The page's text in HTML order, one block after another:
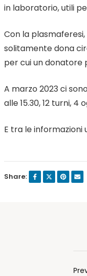
in laboratorio, utili
Con la
solitamente dona
per cui un donatore
A marzo 2023 ci
alle 15.30, 12 turni,
E tra le informazioni
Share: